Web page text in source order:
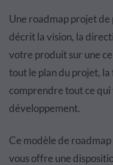
Une roadmap projet
décrit la vision, la
votre produit sur une
tout le plan du projet,
comprendre tout ce qui
développement.
Ce modèle de
vous offre une